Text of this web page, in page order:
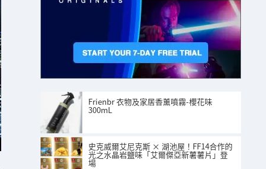
Frienbr 衣物及家居香薰噴霧-櫻花味
300mL
史克威爾艾尼克斯 × 湖池屋！FF14合作的
光之水晶岩鹽味「艾爾傑亞新薯薯片」登
場